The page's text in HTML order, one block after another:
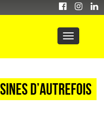
d’autrefois